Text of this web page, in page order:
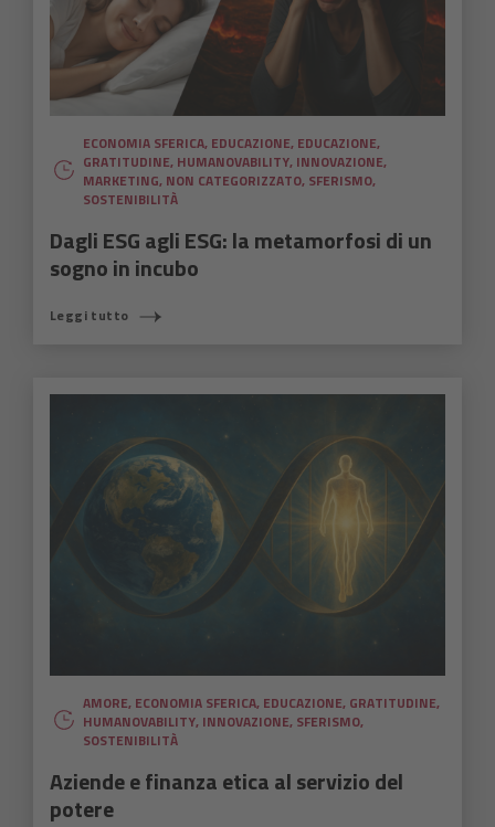
ECONOMIA SFERICA, EDUCAZIONE, EDUCAZIONE,
GRATITUDINE, HUMANOVABILITY, INNOVAZIONE,
MARKETING, NON CATEGORIZZATO, SFERISMO,
SOSTENIBILITÀ
Dagli ESG agli ESG: la metamorfosi di un
sogno in incubo
Leggi tutto
AMORE, ECONOMIA SFERICA, EDUCAZIONE, GRATITUDINE,
HUMANOVABILITY, INNOVAZIONE, SFERISMO,
SOSTENIBILITÀ
Aziende e finanza etica al servizio del
potere